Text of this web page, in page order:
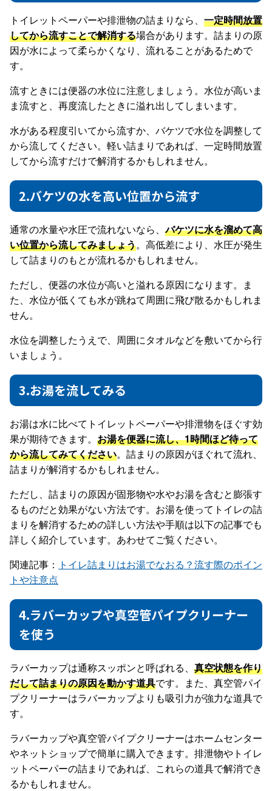
トイレットペーパーや排泄物の詰まりなら、 一定時間放置
してから流すことで解消する場合があります。詰まりの原
因が水によって柔らかくなり、流れることがあるためで
す。
流すときには便器の水位に注意しましょう。水位が高いま
ま流すと、再度流したときに溢れ出してしまいます。
水がある程度引いてから流すか、バケツで水位を調整して
から流してください。軽い詰まりであれば、一定時間放置
してから流すだけで解消するかもしれません。
2.バケツの水を高い位置から流す
通常の水量や水圧で流れないなら、バケツに水を溜めて高
い位置から流してみましょう。高低差により、水圧が発生
して詰まりのもとが流れるかもしれません。
ただし、便器の水位が高いと溢れる原因になります。ま
た、水位が低くても水が跳ねて周囲に飛び散るかもしれま
せん。
水位を調整したうえで、周囲にタオルなどを敷いてから行
いましょう。
3.お湯を流してみる
お湯は水に比べてトイレットペーパーや排泄物をほぐす効
果が期待できます。 お湯を便器に流し、1時間ほど待って
から流してみてください。詰まりの原因がほぐれて流れ、
詰まりが解消するかもしれません。
ただし、詰まりの原因が固形物や水やお湯を含むと膨張す
るものだと効果がない方法です。お湯を使ってトイレの詰
まりを解消するための詳しい方法や手順は以下の記事でも
詳しく紹介しています。あわせてご覧ください。
関連記事： トイレ詰まりはお湯でなおる？流す際のポイン
トや注意点
4.ラバーカップや真空管パイプクリーナー
を使う
ラバーカップは通称スッポンと呼ばれる、 真空状態を作り
だして詰まりの原因を動かす道具です。また、真空管パイ
プクリーナーはラバーカップよりも吸引力が強力な道具で
す。
ラバーカップや真空管パイプクリーナーはホームセンター
やネットショップで簡単に購入できます。排泄物やトイレ
ットペーパーの詰まりであれば、これらの道具で解消でき
るかもしれません。